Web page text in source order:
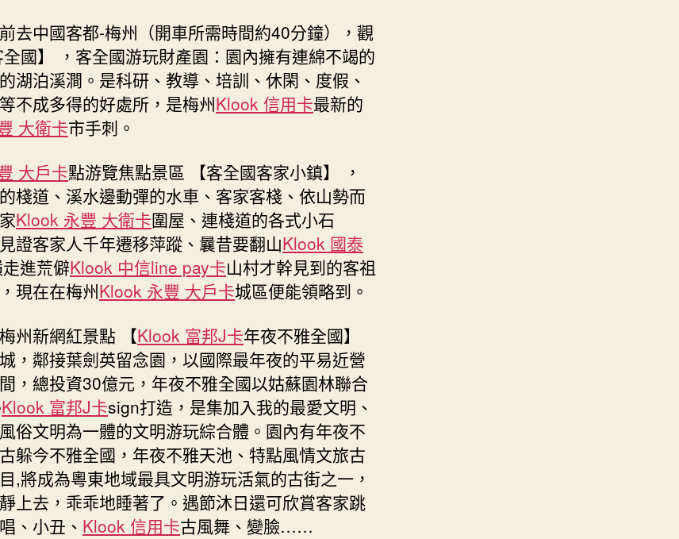
去中國客都-梅州（開車所需時間約40分鐘），觀
國】 ，客全國游玩財產園：園內擁有連綿不竭的
湖泊溪澗。是科研、教導、培訓、休閑、度假、
不成多得的好處所，是梅州Klook 信用卡最新的
大衛卡市手刺。
大戶卡點游覽焦點景區 【客全國客家小鎮】 ，
棧道、溪水邊動彈的水車、客家客棧、依山勢而
Klook 永豐 大衛卡圍屋、連棧道的各式小石
客家人千年遷移萍蹤、曩昔要翻山Klook 國泰
進荒僻Klook 中信line pay卡山村才幹見到的客祖
現在在梅州Klook 永豐 大戶卡城區便能領略到。
州新網紅景點 【Klook 富邦J卡年夜不雅全國】
，鄰接葉劍英留念園，以國際最年夜的平易近營
，總投資30億元，年夜不雅全國以姑蘇園林聯合
Klook 富邦J卡sign打造，是集加入我的最愛文明、
俗文明為一體的文明游玩綜合體。園內有年夜不
躲今不雅全國，年夜不雅天池、特點風情文旅古
,將成為粵東地域最具文明游玩活氣的古街之一，
上去，乖乖地睡著了。遇節沐日還可欣賞客家跳
、小丑、 Klook 信用卡古風舞、變臉……